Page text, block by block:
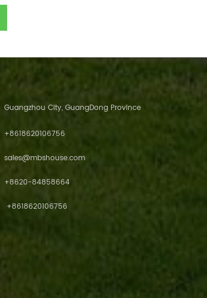
Guangzhou City, GuangDong Province
+8618620106756
sales@mbshouse.com
+8620-84858664
+8618620106756